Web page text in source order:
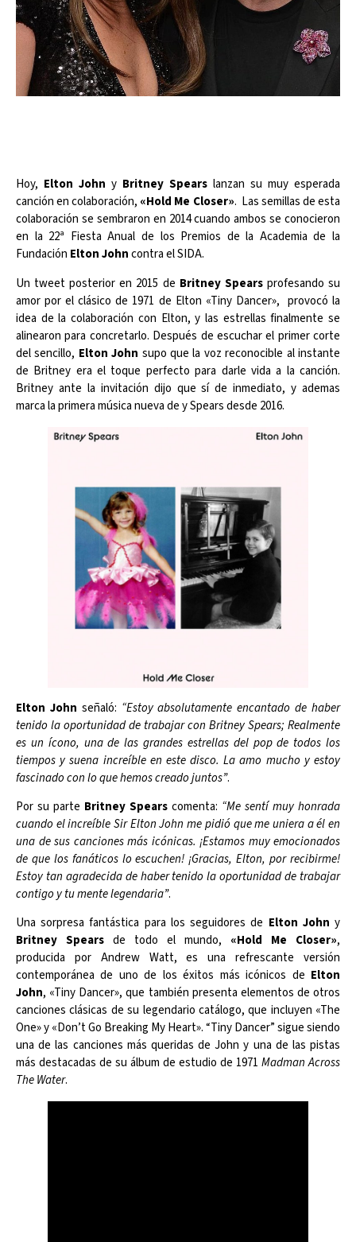
Hoy, Elton John y Britney Spears lanzan su muy esperada
canción en colaboración, «Hold Me Closer». Las semillas de esta
colaboración se sembraron en 2014 cuando ambos se conocieron
en la 22ª Fiesta Anual de los Premios de la Academia de la
Fundación Elton Johncontra el SIDA.
Un tweet posterior en 2015 de Britney Spearsprofesando su
amor por el clásico de 1971 de Elton «Tiny Dancer», provocó la
idea de la colaboración con Elton, y las estrellas finalmente se
alinearon para concretarlo. Después de escuchar el primer corte
del sencillo, Elton John supo que la voz reconocible al instante
de Britney era el toque perfecto para darle vida a la canción.
Britney ante la invitación dijo que sí de inmediato, y ademas
marca la primera música nueva de y Spears desde 2016.
Elton John señaló: “Estoy absolutamente encantado de haber
tenido la oportunidad de trabajar con Britney Spears; Realmente
es un ícono, una de las grandes estrellas del pop de todos los
tiempos y suena increíble en este disco. La amo mucho y estoy
fascinado con lo que hemos creado juntos”.
Por su parte Britney Spears comenta: “Me sentí muy honrada
cuando el increíble Sir Elton John me pidió que me uniera a él en
una de sus canciones más icónicas. ¡Estamos muy emocionados
de que los fanáticos lo escuchen! ¡Gracias, Elton, por recibirme!
Estoy tan agradecida de haber tenido la oportunidad de trabajar
contigo y tu mente legendaria”.
Una sorpresa fantástica para los seguidores de Elton John y
Britney Spears de todo el mundo, «Hold Me Closer»,
producida por Andrew Watt, es una refrescante versión
contemporánea de uno de los éxitos más icónicos de Elton
John, «Tiny Dancer», que también presenta elementos de otros
canciones clásicas de su legendario catálogo, que incluyen «The
One» y «Don’t Go Breaking My Heart». “Tiny Dancer” sigue siendo
una de las canciones más queridas de John y una de las pistas
más destacadas de su álbum de estudio de 1971 Madman Across
The Water.